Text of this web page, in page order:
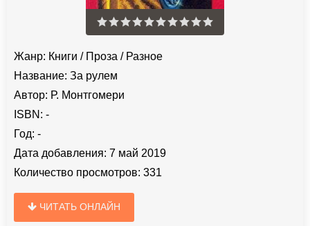
Жанр: Книги / Проза / Разное
Название: За рулем
Автор: Р. Монтгомери
ISBN: -
Год: -
Дата добавления: 7 май 2019
Количество просмотров: 331
ЧИТАТЬ ОНЛАЙН